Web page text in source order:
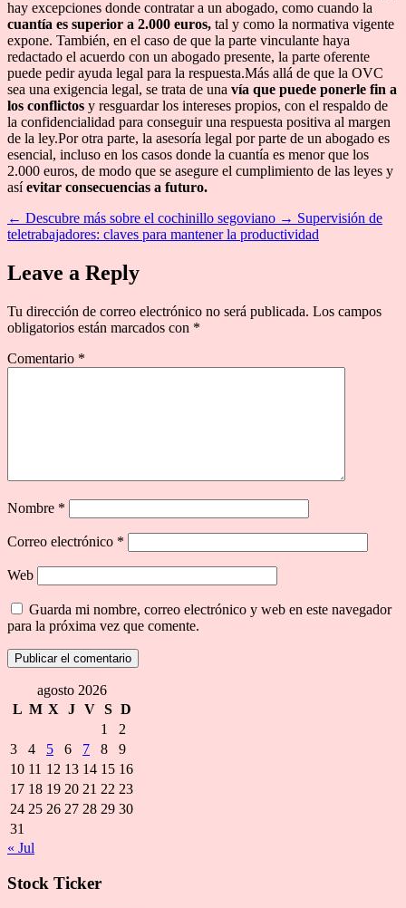
hay excepciones donde contratar a un abogado, como cuando la
cuantía es superior a 2.000 euros, tal y como la normativa vigente
expone. También, en el caso de que la parte vinculante haya
redactado el acuerdo con un abogado presente, la parte oferente
puede pedir ayuda legal para la respuesta.Más allá de que la OVC
sea una exigencia legal, se trata de una vía que puede ponerle fin a
los conflictos y resguardar los intereses propios, con el respaldo de
la confidencialidad para conseguir una respuesta positiva al margen
de la ley.Por otra parte, la asesoría legal por parte de un abogado es
esencial, incluso en los casos donde la cuantía es menor que los
2.000 euros, de modo que se asegure el cumplimiento de las leyes y
asíevitar consecuencias a futuro.
← Descubre más sobre el cochinillo segoviano → Supervisión de
teletrabajadores: claves para mantener la productividad
Leave a Reply
Tu dirección de correo electrónico no será publicada. Los campos
obligatorios están marcados con *
Comentario *
Nombre *
Correo electrónico *
Web
Guarda mi nombre, correo electrónico y web en este navegador
para la próxima vez que comente.
agosto 2026
L M X J V S D
1
2
3
4 5 6 7 8
9
10 11 12 13 14 15 16
17 18 19 20 21 22 23
24 25 26 27 28 29 30
31
« Jul
Stock Ticker